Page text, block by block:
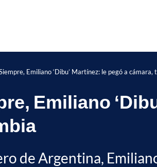
Emiliano ‘Dibu’ Martínez: le pegó a
Emiliano
de Argentina,